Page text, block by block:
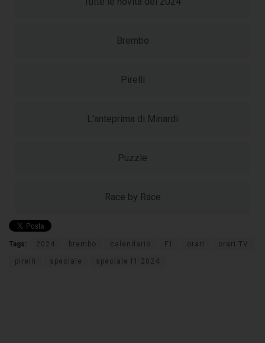
Brembo
Pirelli
L'anteprima di Minardi
Puzzle
Race by Race
Tags: 2024 brembo calendario F1 orari orari TV
pirelli speciale speciale f1 2024